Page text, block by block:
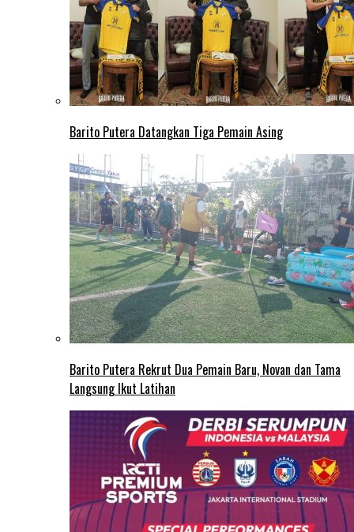
Barito Putera Datangkan Tiga Pemain Asing
Barito Putera Rekrut Dua Pemain Baru, Novan dan Tama
Langsung Ikut Latihan